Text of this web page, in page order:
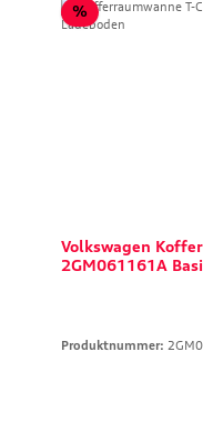
%Rabatt
Volkswagen
2GM061161A
Produktnummer: